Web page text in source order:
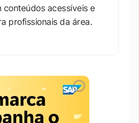
conteúdos acessíveis e
profissionais da área.​